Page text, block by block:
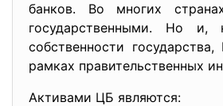
банков. Во многих
государственными. Но и,
собственности
рамках правительственных
Активами ЦБ являются: